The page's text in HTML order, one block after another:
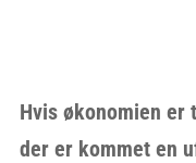
Hvis økonomien er
der er kommet en